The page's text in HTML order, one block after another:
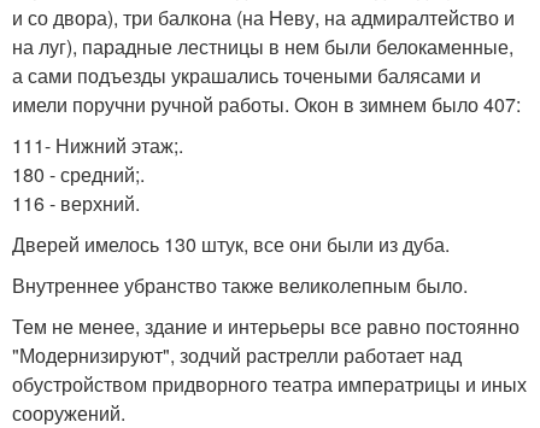
и со двора), три балкона (на Неву, на адмиралтейство и
на луг), парадные лестницы в нем были белокаменные,
а сами подъезды украшались точеными балясами и
имели поручни ручной работы. Окон в зимнем было 407:
111- Нижний этаж;.
180 - средний;.
116 - верхний.
Дверей имелось 130 штук, все они были из дуба.
Внутреннее убранство также великолепным было.
Тем не менее, здание и интерьеры все равно постоянно
"Модернизируют", зодчий растрелли работает над
обустройством придворного театра императрицы и иных
сооружений.